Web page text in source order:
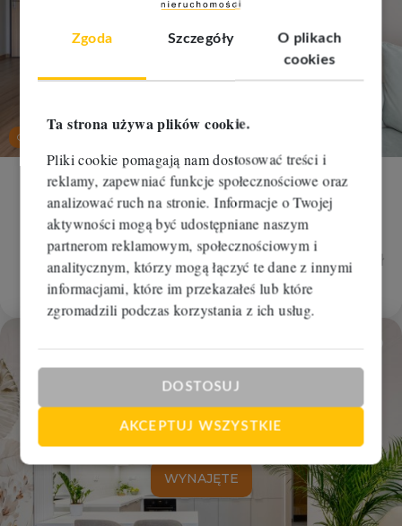
Zgoda Szczegóły
O plikach
cookies
Ta strona używa plików cookie.
Pliki cookie pomagają nam dostosować treści i
reklamy, zapewniać funkcje społecznościowe oraz
analizować ruch na stronie. Informacje o Twojej
aktywności mogą być udostępniane naszym
partnerom reklamowym, społecznościowym i
analitycznym, którzy mogą łączyć te dane z innymi
informacjami, które im przekazałeś lub które
zgromadzili podczas korzystania z ich usług.
DOSTOSUJ
AKCEPTUJ WSZYSTKIE
Leaflet|© OpenMapTiles© OpenStreetMap contributors
Oferta na wyłączność
Mieszkanie na wynajem
Bydgoszcz, Fordon
2 pokoje
45 m 48,89 zł/m
2 500 zł
RBM-MW-112264
WYNAJĘTE